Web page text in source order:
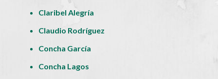
Claribel Alegría
Claudio Rodríguez
Concha García
Concha Lagos